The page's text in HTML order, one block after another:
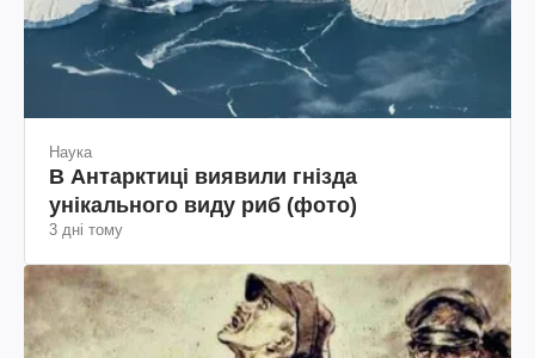
Наука
В Антарктиці виявили гнізда
унікального виду риб (фото)
3 дні тому